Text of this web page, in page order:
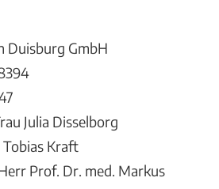
Duisburg GmbH
Julia Disselborg
Kraft
Prof. Dr. med. Markus